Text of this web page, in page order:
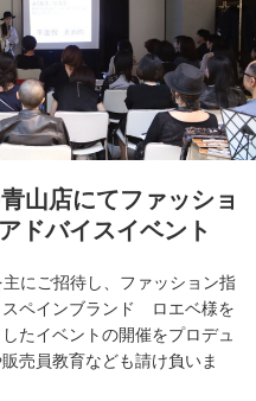
山店にてファッショ
ドバイスイベント
にご招待し、ファッション指
スペインブランド ロエベ様を
たイベントの開催をプロデュ
売員教育なども請け負いま